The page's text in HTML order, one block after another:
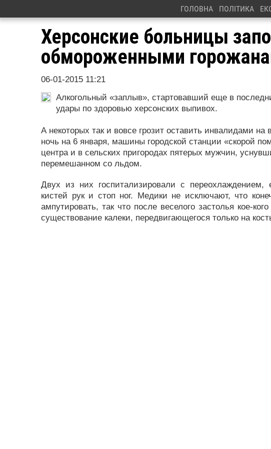
ГОЛОВНА ПОЛІТИКА
Херсонские больницы
обмороженными
06-01-2015 11:21
Алкогольный «заплыв», стартовавший еще в
удары по здоровью херсонских выпивох.
А некоторых так и вовсе грозит оставить инвалидами
ночь на 6 января, машины городской станции «скорой
центра и в сельских пригородах пятерых мужчин,
перемешанном со льдом.
Двух из них госпитализировали с
кистей рук и стоп ног. Медики не исключают, что
ампутировать, так что после веселого застолья кое-
существование калеки, передвигающегося только на